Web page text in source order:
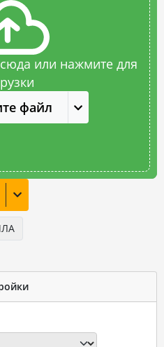
или нажмите для
файл